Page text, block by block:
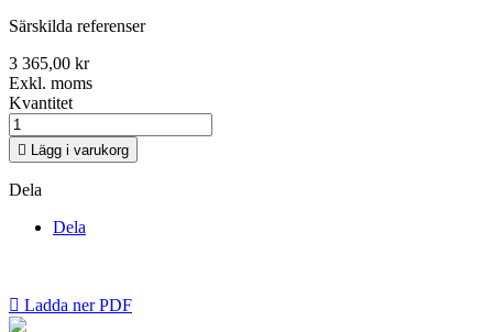
Särskilda referenser
3 365,00 kr
Exkl. moms
Kvantitet
 Lägg i varukorg
Dela
Dela
 Ladda ner PDF